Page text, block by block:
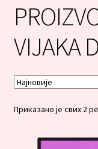
VIJAKA
Приказано је свих 2